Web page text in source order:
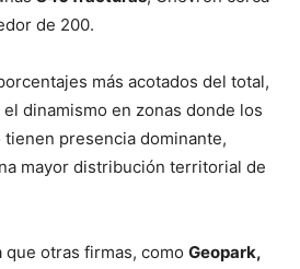
de 200.
más acotados del total,
dinamismo en zonas donde los
presencia dominante,
mayor distribución territorial de
que otras firmas, como Geopark,